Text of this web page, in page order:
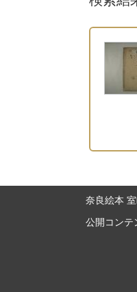
奈良絵本
公開コンテ